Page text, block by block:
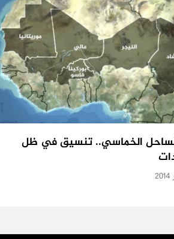
الخماسي.. تنسيق في ظل